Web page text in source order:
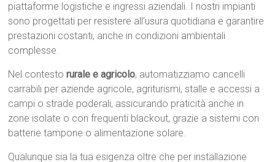
piattaforme logistiche e ingressi aziendali. I nostri impianti
sono progettati per resistere all’usura quotidiana e garantire
prestazioni costanti, anche in condizioni ambientali
complesse.
Nel contestorurale e agricolo, automatizziamo cancelli
carrabili per aziende agricole, agriturismi, stalle e accessi a
campi o strade poderali, assicurando praticità anche in
zone isolate o con frequenti blackout, grazie a sistemi con
batterie tampone o alimentazione solare.
Qualunque sia la tua esigenza oltre che per installazione